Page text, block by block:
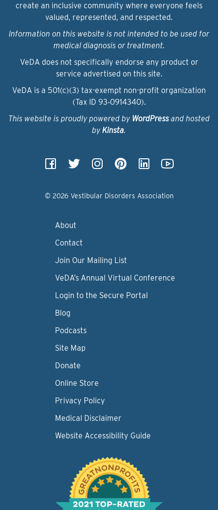
create an inclusive community where everyone feels
valued, represented, and respected.
Information on this website is not intended to be used for
medical diagnosis or treatment.
VeDA does not specifically endorse any product or
service advertised on this site.
VeDA is a 501(c)(3) tax-exempt non-profit organization
(Tax ID 93‑0914340).
This website is proudly powered by WordPressand hosted
by Kinsta.
© 2026 Vestibular Disorders Association
About
Contact
Join Our Mailing List
VeDA’s Annual Virtual Conference
Login to the Secure Portal
Blog
Podcasts
Site Map
Donate
Online Store
Privacy Policy
Medical Disclaimer
Website Accessibility Guide